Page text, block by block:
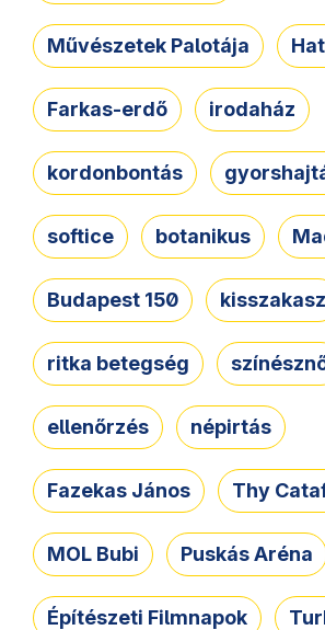
Művészetek Palotája
Farkas-erdő irodaház
kordonbontás
softice botanikus
Budapest 150 kisszakasz
ritka betegség
ellenőrzés népirtás
Fazekas János Thy
MOL Bubi Puskás Aréna
Építészeti Filmnapok